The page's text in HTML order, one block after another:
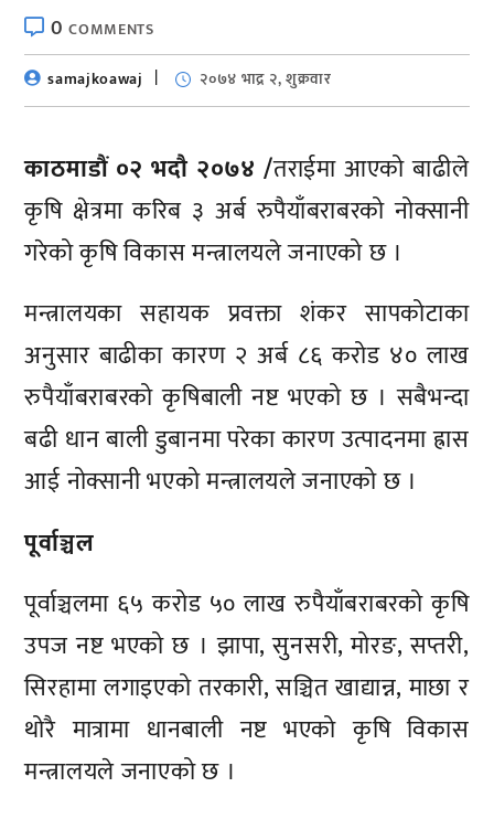
0COMMENTS
samajkoawaj
२०७४ भाद्र २, शुक्रवार
काठमाडौं ०२ भदौ २०७४ /तराईमा आएको बाढीले
कृषि क्षेत्रमा करिब ३ अर्ब रुपैयाँबराबरको नोक्सानी
गरेको कृषि विकास मन्त्रालयले जनाएको छ ।
मन्त्रालयका सहायक प्रवक्ता शंकर सापकोटाका
अनुसार बाढीका कारण २ अर्ब ८६ करोड ४० लाख
रुपैयाँबराबरको कृषिबाली नष्ट भएको छ । सबैभन्दा
बढी धान बाली डुबानमा परेका कारण उत्पादनमा ह्रास
आई नोक्सानी भएको मन्त्रालयले जनाएको छ ।
पूर्वाञ्चल
पूर्वाञ्चलमा ६५ करोड ५० लाख रुपैयाँबराबरको कृषि
उपज नष्ट भएको छ । झापा, सुनसरी, मोरङ, सप्तरी,
सिरहामा लगाइएको तरकारी, सञ्चित खाद्यान्न, माछा र
थोरै मात्रामा धानबाली नष्ट भएको कृषि विकास
मन्त्रालयले जनाएको छ ।